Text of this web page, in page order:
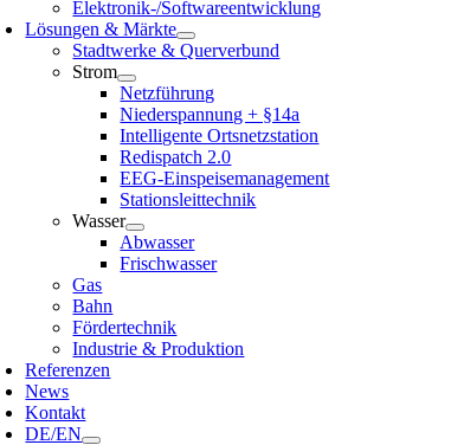
Elektronik-/Softwareentwicklung
Lösungen & Märkte
Stadtwerke & Querverbund
Strom
Netzführung
Niederspannung + §14a
Intelligente Ortsnetzstation
Redispatch 2.0
EEG-Einspeisemanagement
Stationsleittechnik
Wasser
Abwasser
Frischwasser
Gas
Bahn
Fördertechnik
Industrie & Produktion
Referenzen
News
Kontakt
DE/EN